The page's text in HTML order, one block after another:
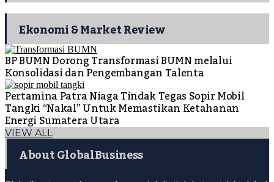
Ekonomi & Market Review
BP BUMN Dorong Transformasi BUMN melalui
Konsolidasi dan Pengembangan Talenta
Pertamina Patra Niaga Tindak Tegas Sopir Mobil
Tangki “Nakal” Untuk Memastikan Ketahanan
Energi Sumatera Utara
VIEW ALL
About GlobalBusiness